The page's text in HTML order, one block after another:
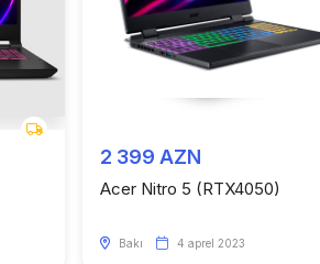
2 399 AZN
Acer Nitro 5 (RTX4050)
Bakı 4 aprel 2023